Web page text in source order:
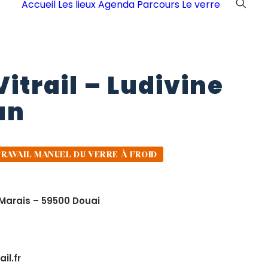
Accueil Les lieuxAgenda Parcours Le verre
– Ludivine
MANUEL DU VERRE À FROID
– 59500 Douai